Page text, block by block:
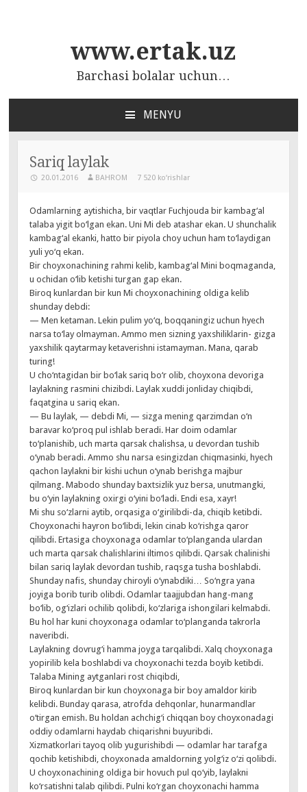
www.ertak.uz
Barchasi bolalar uchun…
MENYU
СОДЕРЖАНИЮ
Sariq laylak
20.01.2016 BAHROM 7 520 ko‘rishlar
Odamlarning aytishicha, bir vaqtlar Fuchjouda bir kambag‘al
talaba yigit bo‘lgan ekan. Uni Mi deb atashar ekan. U shunchalik
kambag‘al ekanki, hatto bir piyola choy uchun ham to‘laydigan
yuli yo‘q ekan.
Bir choyxonachining rahmi kelib, kambag‘al Mini boqmaganda,
u ochidan o‘lib ketishi turgan gap ekan.
Biroq kunlardan bir kun Mi choyxonachining oldiga kelib
shunday debdi:
— Men ketaman. Lekin pulim yo‘q, boqqaningiz uchun hyech
narsa to‘lay olmayman. Ammo men sizning yaxshiliklarin- gizga
yaxshilik qaytarmay ketaverishni istamayman. Mana, qarab
turing!
U cho‘ntagidan bir bo‘lak sariq bo‘r olib, choyxona devoriga
laylakning rasmini chizibdi. Laylak xuddi jonliday chiqibdi,
faqatgina u sariq ekan.
— Bu laylak, — debdi Mi, — sizga mening qarzimdan o‘n
baravar ko‘proq pul ishlab beradi. Har doim odamlar
to‘planishib, uch marta qarsak chalishsa, u devordan tushib
o‘ynab beradi. Ammo shu narsa esingizdan chiqmasinki, hyech
qachon laylakni bir kishi uchun o‘ynab berishga majbur
qilmang. Mabodo shunday baxtsizlik yuz bersa, unutmangki,
bu o‘yin laylakning oxirgi o‘yini bo‘ladi. Endi esa, xayr!
Mi shu so‘zlarni aytib, orqasiga o‘girilibdi-da, chiqib ketibdi.
Choyxonachi hayron bo‘libdi, lekin cinab ko‘rishga qaror
qilibdi. Ertasiga choyxonaga odamlar to‘planganda ulardan
uch marta qarsak chalishlarini iltimos qilibdi. Qarsak chalinishi
bilan sariq laylak devordan tushib, raqsga tusha boshlabdi.
Shunday nafis, shunday chiroyli o‘ynabdiki… So‘ngra yana
joyiga borib turib olibdi. Odamlar taajjubdan hang-mang
bo‘lib, og‘izlari ochilib qolibdi, ko‘zlariga ishongilari kelmabdi.
Bu hol har kuni choyxonaga odamlar to‘planganda takrorla
naveribdi.
Laylakning dovrug‘i hamma joyga tarqalibdi. Xalq choy­xonaga
yopirilib kela boshlabdi va choyxonachi tezda boyib ketibdi.
Talaba Mining aytganlari rost chiqibdi,
Biroq kunlardan bir kun choyxonaga bir boy amaldor kirib
kelibdi. Bunday qarasa, atrofda dehqonlar, hunarmandlar
o‘tirgan emish. Bu holdan achchig‘i chiqqan boy choyxonadagi
oddiy odamlarni haydab chiqarishni buyuribdi.
Xizmatkorlari tayoq olib yugurishibdi — odamlar har tarafga
qochib ketishibdi, choyxonada amaldorning yolg‘iz o‘zi qolibdi.
U choyxonachining oldiga bir hovuch pul qo‘yib, laylakni
ko‘rsatishni talab qilibdi. Pulni ko‘rgan choyxonachi hamma